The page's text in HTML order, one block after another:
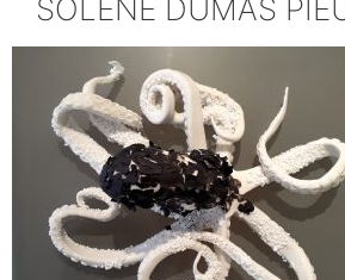
SOLENE DUMAS